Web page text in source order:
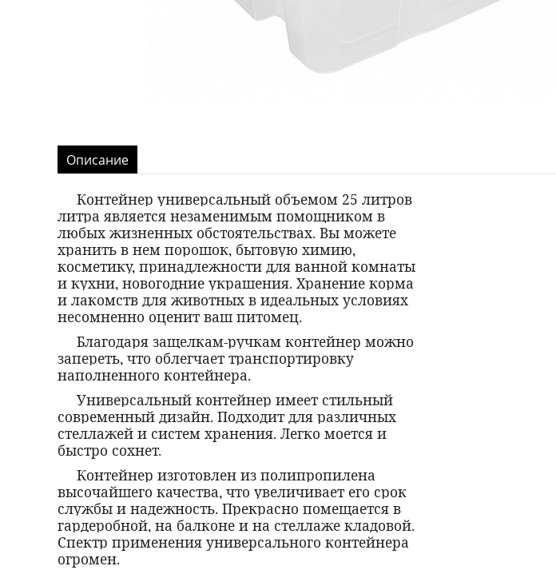
Описание
Контейнер универсальный объемом 25 литров
литра является незаменимым помощником в
любых жизненных обстоятельствах. Вы можете
хранить в нем порошок, бытовую химию,
косметику, принадлежности для ванной комнаты
и кухни, новогодние украшения. Хранение корма
и лакомств для животных в идеальных условиях
несомненно оценит ваш питомец.
Благодаря защелкам-ручкам контейнер можно
запереть, что облегчает транспортировку
наполненного контейнера.
Универсальный контейнер имеет стильный
современный дизайн. Подходит для различных
стеллажей и систем хранения. Легко моется и
быстро сохнет.
Контейнер изготовлен из полипропилена
высочайшего качества, что увеличивает его срок
службы и надежность. Прекрасно помещается в
гардеробной, на балконе и на стеллаже кладовой.
Спектр применения универсального контейнера
огромен.